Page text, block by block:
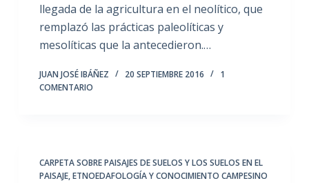
llegada de la agricultura en el neolítico, que
remplazó las prácticas paleolíticas y
mesolíticas que la antecedieron.…
JUAN JOSÉ IBÁÑEZ 20 SEPTIEMBRE 2016
1
COMENTARIO
CARPETA SOBRE PAISAJES DE SUELOS Y LOS SUELOS EN EL
PAISAJE,ETNOEDAFOLOGÍA Y CONOCIMIENTO CAMPESINO